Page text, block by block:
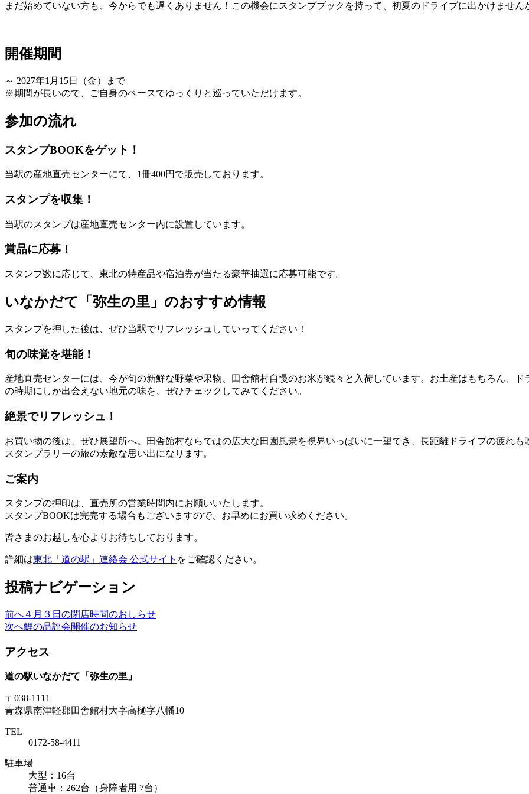
まだ始めていない方も、今からでも遅くありません！この機会にスタンプブックを持って、初夏のドライブに出かけません
開催期間
～ 2027年1月15日（金）まで
※期間が長いので、ご自身のペースでゆっくりと巡っていただけます。
参加の流れ
スタンプBOOKをゲット！
当駅の産地直売センターにて、1冊400円で販売しております。
スタンプを収集！
当駅のスタンプは産地直売センター内に設置しています。
賞品に応募！
スタンプ数に応じて、東北の特産品や宿泊券が当たる豪華抽選に応募可能です。
いなかだて「弥生の里」のおすすめ情報
スタンプを押した後は、ぜひ当駅でリフレッシュしていってください！
旬の味覚を堪能！
産地直売センターには、今が旬の新鮮な野菜や果物、田舎館村自慢のお米が続々と入荷しています。お土産はもちろん、
の時期にしか出会えない地元の味を、ぜひチェックしてみてください。
絶景でリフレッシュ！
お買い物の後は、ぜひ展望所へ。田舎館村ならではの広大な田園風景を視界いっぱいに一望でき、長距離ドライブの疲れ
スタンプラリーの旅の素敵な思い出になります。
ご案内
スタンプの押印は、直売所の営業時間内にお願いいたします。
スタンプBOOKは完売する場合もございますので、お早めにお買い求めください。
皆さまのお越しを心よりお待ちしております。
詳細は東北「道の駅」連絡会 公式サイト をご確認ください。
投稿ナビゲーション
前へ４月３日の閉店時間のおしらせ
次へ鯉の品評会開催のお知らせ
アクセス
道の駅いなかだて「弥生の里」
〒038-1111
青森県南津軽郡田舎館村大字高樋字八幡10
TEL
0172-58-4411
駐車場
大型：16台
普通車：262台（身障者用 7台）